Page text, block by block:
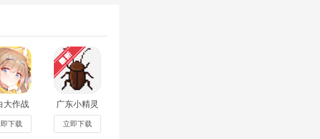
和发现，保持了玩家的兴
与其他玩家分享自己的作
大作战
敌版
最新
版
下载
广东小精灵
手游手机版
1.0.0
立即下载